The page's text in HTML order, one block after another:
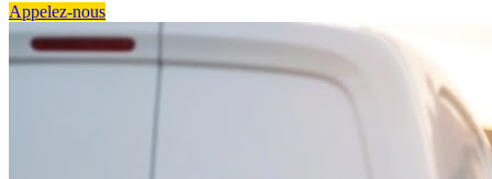
Appelez-nous